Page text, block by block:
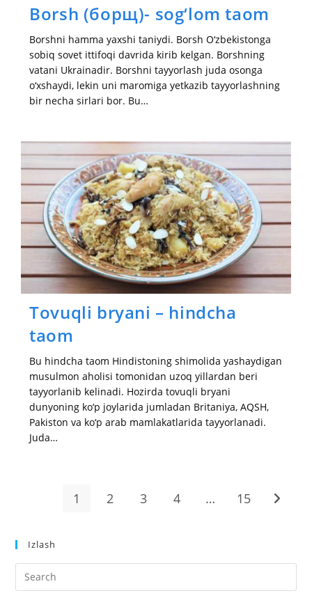
Borsh (борщ)- sog‘lom taom
Borshni hamma yaxshi taniydi. Borsh O‘zbekistonga
sobiq sovet ittifoqi davrida kirib kelgan. Borshning
vatani Ukrainadir. Borshni tayyorlash juda osonga
o‘xshaydi, lekin uni maromiga yetkazib tayyorlashning
bir necha sirlari bor. Bu…
Tovuqli bryani – hindcha
taom
Bu hindcha taom Hindistoning shimolida yashaydigan
musulmon aholisi tomonidan uzoq yillardan beri
tayyorlanib kelinadi. Hozirda tovuqli bryani
dunyoning ko‘p joylarida jumladan Britaniya, AQSH,
Pakiston va ko‘p arab mamlakatlarida tayyorlanadi.
Juda…
1 2 3 4 … 15 Go to
Izlash